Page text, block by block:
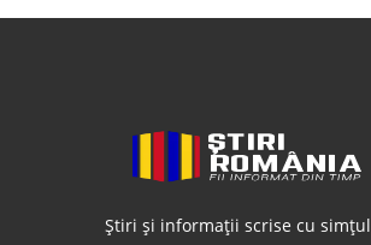
Știri și informații scrise cu simțul